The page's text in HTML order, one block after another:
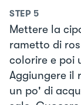
STEP 5
Mettere la
rametto di
colorire e poi
Aggiungere il
un po' di